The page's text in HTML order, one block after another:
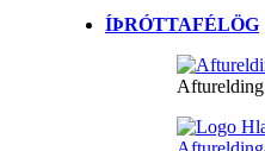
ÍÞRÓTTAFÉLÖG
Afturelding